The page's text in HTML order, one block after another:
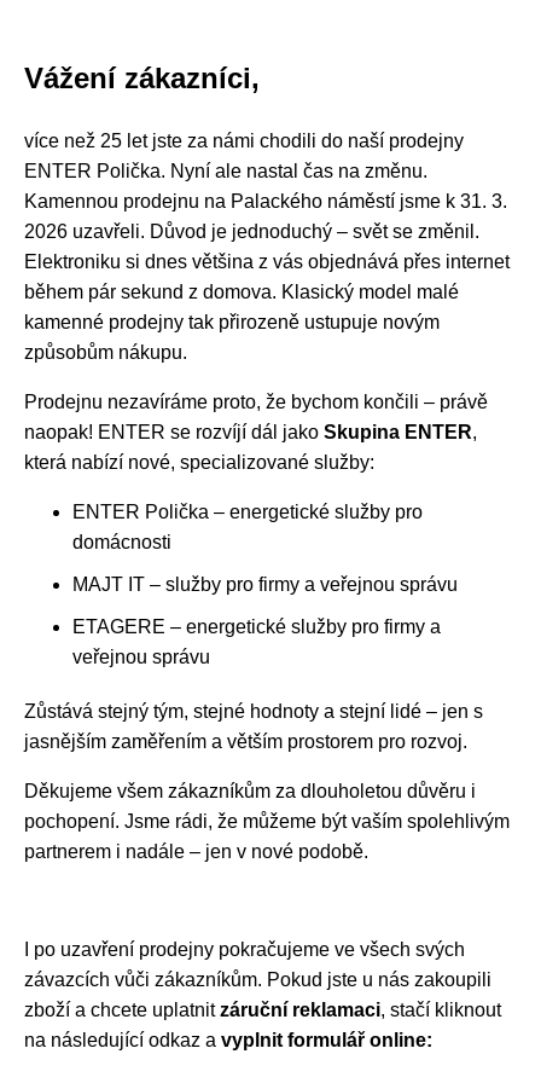
Vážení zákazníci,
více než 25 let jste za námi chodili do naší prodejny
ENTER Polička. Nyní ale nastal čas na změnu.
Kamennou prodejnu na Palackého náměstí jsme k 31. 3.
2026 uzavřeli. Důvod je jednoduchý – svět se změnil.
Elektroniku si dnes většina z vás objednává přes internet
během pár sekund z domova. Klasický model malé
kamenné prodejny tak přirozeně ustupuje novým
způsobům nákupu.
Prodejnu nezavíráme proto, že bychom končili – právě
naopak! ENTER se rozvíjí dál jako Skupina ENTER,
která nabízí nové, specializované služby:
ENTER Polička – energetické služby pro
domácnosti
MAJT IT – služby pro firmy a veřejnou správu
ETAGERE – energetické služby pro firmy a
veřejnou správu
Zůstává stejný tým, stejné hodnoty a stejní lidé – jen s
jasnějším zaměřením a větším prostorem pro rozvoj.
Děkujeme všem zákazníkům za dlouholetou důvěru i
pochopení. Jsme rádi, že můžeme být vaším spolehlivým
partnerem i nadále – jen v nové podobě.
I po uzavření prodejny pokračujeme ve všech svých
závazcích vůči zákazníkům. Pokud jste u nás zakoupili
zboží a chcete uplatnitzáruční reklamaci, stačí kliknout
na následující odkaz a vyplnit formulář online: